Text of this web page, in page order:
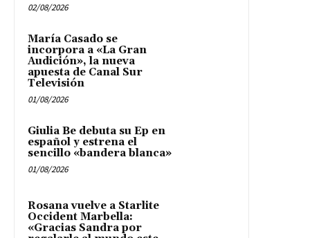
02/08/2026
María Casado se
incorpora a «La Gran
Audición», la nueva
apuesta de Canal Sur
Televisión
01/08/2026
Giulia Be debuta su Ep en
español y estrena el
sencillo «bandera blanca»
01/08/2026
Rosana vuelve a Starlite
Occident Marbella:
«Gracias Sandra por